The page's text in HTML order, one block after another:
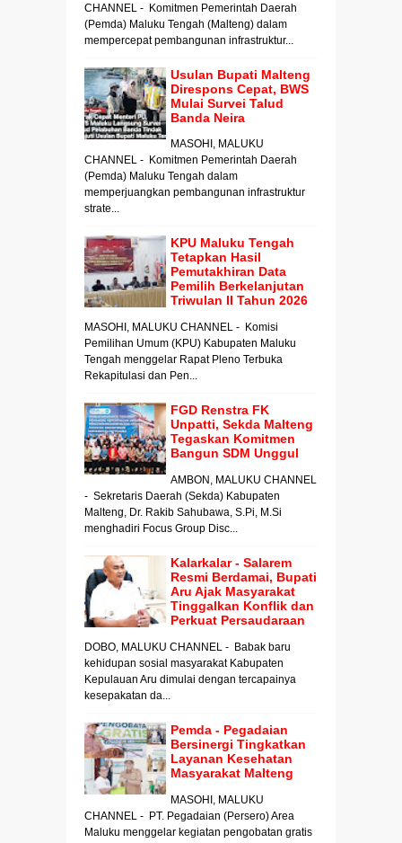
CHANNEL - Komitmen Pemerintah Daerah
(Pemda) Maluku Tengah (Malteng) dalam
mempercepat pembangunan infrastruktur...
Usulan Bupati Malteng
Direspons Cepat, BWS
Mulai Survei Talud
Banda Neira
MASOHI, MALUKU
CHANNEL - Komitmen Pemerintah Daerah
(Pemda) Maluku Tengah dalam
memperjuangkan pembangunan infrastruktur
strate...
KPU Maluku Tengah
Tetapkan Hasil
Pemutakhiran Data
Pemilih Berkelanjutan
Triwulan II Tahun 2026
MASOHI, MALUKU CHANNEL - Komisi
Pemilihan Umum (KPU) Kabupaten Maluku
Tengah menggelar Rapat Pleno Terbuka
Rekapitulasi dan Pen...
FGD Renstra FK
Unpatti, Sekda Malteng
Tegaskan Komitmen
Bangun SDM Unggul
AMBON, MALUKU CHANNEL
- Sekretaris Daerah (Sekda) Kabupaten
Malteng, Dr. Rakib Sahubawa, S.Pi, M.Si
menghadiri Focus Group Disc...
Kalarkalar - Salarem
Resmi Berdamai, Bupati
Aru Ajak Masyarakat
Tinggalkan Konflik dan
Perkuat Persaudaraan
DOBO, MALUKU CHANNEL - Babak baru
kehidupan sosial masyarakat Kabupaten
Kepulauan Aru dimulai dengan tercapainya
kesepakatan da...
Pemda - Pegadaian
Bersinergi Tingkatkan
Layanan Kesehatan
Masyarakat Malteng
MASOHI, MALUKU
CHANNEL - PT. Pegadaian (Persero) Area
Maluku menggelar kegiatan pengobatan gratis